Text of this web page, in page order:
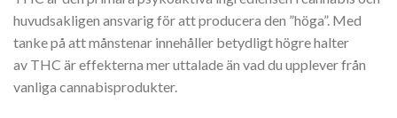
huvudsakligen ansvarig för att producera den ”höga”. Med
tanke på att månstenar innehåller betydligt högre halter
av THC är effekterna mer uttalade än vad du upplever från
vanliga cannabisprodukter.